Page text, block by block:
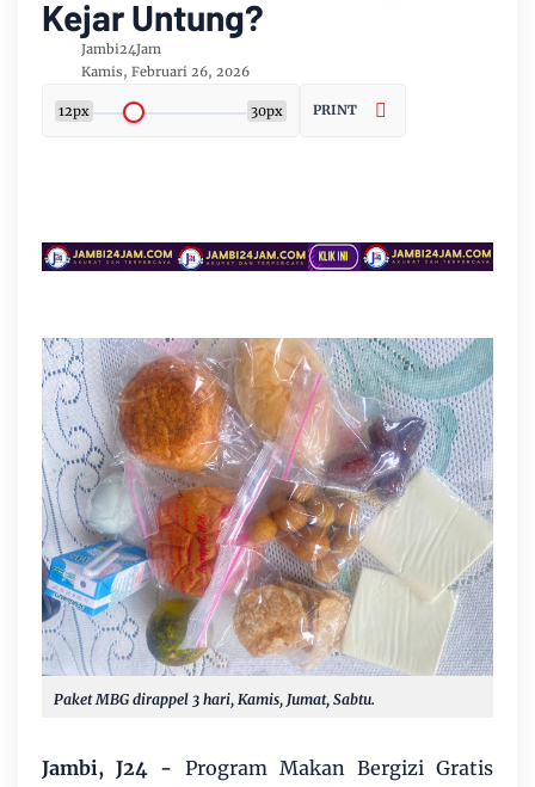
Kejar Untung?
Jambi24Jam
Kamis, Februari 26, 2026
12px 30px PRINT
Paket MBG dirappel 3 hari, Kamis, Jumat, Sabtu.
Jambi, J24 - Program Makan Bergizi Gratis